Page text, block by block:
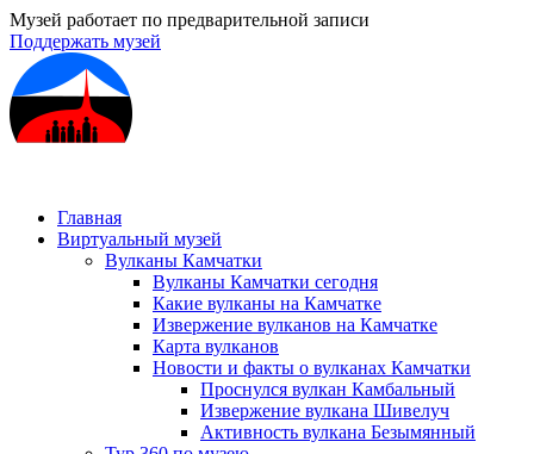
Музей работает по предварительной записи
Поддержать музей
Главная
Виртуальный музей
Вулканы Камчатки
Вулканы Камчатки сегодня
Какие вулканы на Камчатке
Извержение вулканов на Камчатке
Карта вулканов
Новости и факты о вулканах Камчатки
Проснулся вулкан Камбальный
Извержение вулкана Шивелуч
Активность вулкана Безымянный